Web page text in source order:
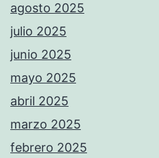
agosto 2025
julio 2025
junio 2025
mayo 2025
abril 2025
marzo 2025
febrero 2025